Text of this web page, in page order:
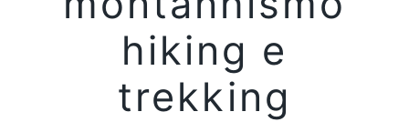
hiking e
trekking